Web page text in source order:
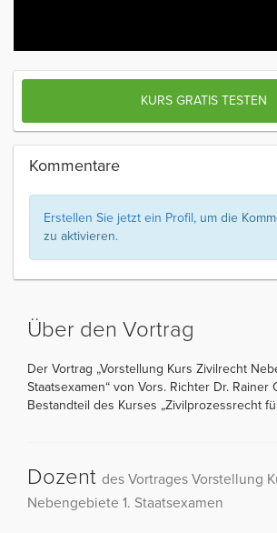
KURS GRATIS TESTEN
Kommentare
Erstellen Sie jetzt ein Profil, um die
zu aktivieren.
Über den Vortrag
Der Vortrag „Vorstellung Kurs Zivilrecht
Staatsexamen“ von Vors. Richter Dr. Rainer
Bestandteil des Kurses „Zivilprozessrecht
Dozent des Vortrages Vorstellung
Nebengebiete 1. Staatsexamen